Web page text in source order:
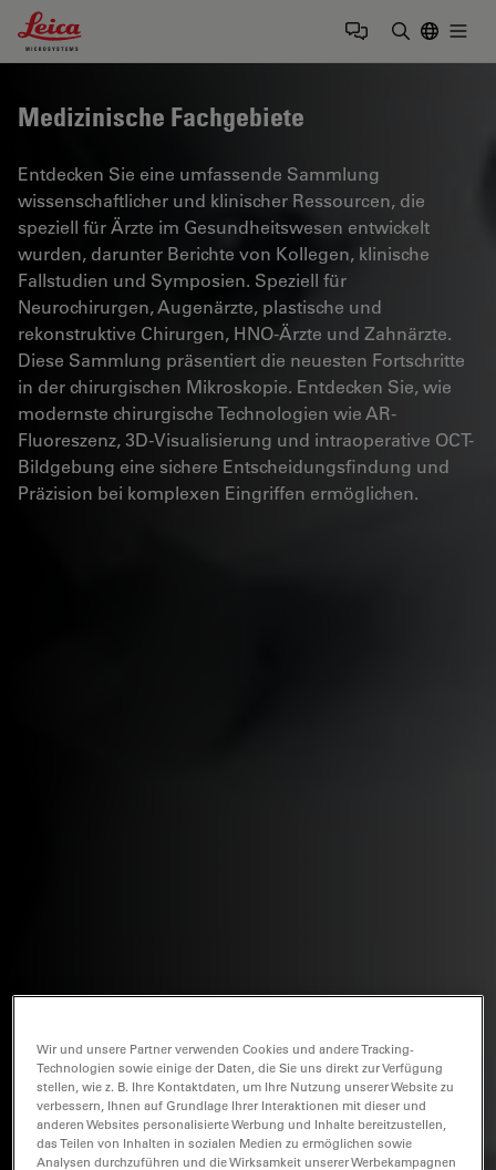
Leica Microsystems Logo
Medizinische Fachgebiete
Entdecken Sie eine umfassende Sammlung
wissenschaftlicher und klinischer Ressourcen, die
speziell für Ärzte im Gesundheitswesen entwickelt
wurden, darunter Berichte von Kollegen, klinische
Fallstudien und Symposien. Speziell für
Neurochirurgen, Augenärzte, plastische und
rekonstruktive Chirurgen, HNO-Ärzte und Zahnärzte.
Diese Sammlung präsentiert die neuesten Fortschritte
in der chirurgischen Mikroskopie. Entdecken Sie, wie
modernste chirurgische Technologien wie AR-
Fluoreszenz, 3D-Visualisierung und intraoperative OCT-
Bildgebung eine sichere Entscheidungsfindung und
Präzision bei komplexen Eingriffen ermöglichen.
Wir und unsere Partner verwenden Cookies und andere Tracking-
Technologien sowie einige der Daten, die Sie uns direkt zur Verfügung
stellen, wie z. B. Ihre Kontaktdaten, um Ihre Nutzung unserer Website zu
verbessern, Ihnen auf Grundlage Ihrer Interaktionen mit dieser und
anderen Websites personalisierte Werbung und Inhalte bereitzustellen,
das Teilen von Inhalten in sozialen Medien zu ermöglichen sowie
Analysen durchzuführen und die Wirksamkeit unserer Werbekampagnen